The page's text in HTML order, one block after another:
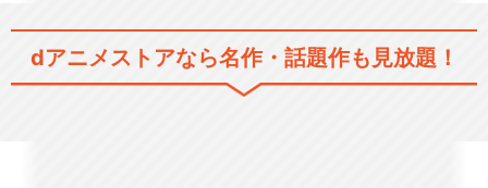
dアニメストアなら名作・話題作も見放題！